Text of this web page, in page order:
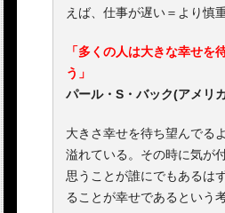
えば、仕事が遅い＝より慎
「多くの人は大きな幸せ
う」
パール・S・バック(アメリ
大きさ幸せを待ち望んでる
溢れている。その時に気が
思うことが誰にでもあるは
ることが幸せであるという